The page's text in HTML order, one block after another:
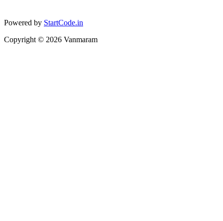
Powered by StartCode.in
Copyright © 2026 Vanmaram